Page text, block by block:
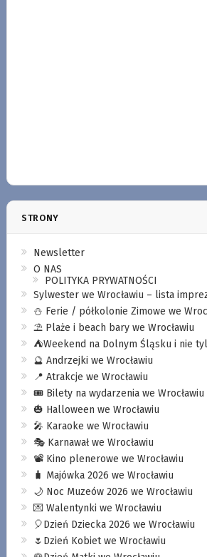
STRONY
Newsletter
O NAS
POLITYKA PRYWATNOŚCI
Sylwester we Wrocławiu – lista
⛄️ Ferie / półkolonie Zimowe we
⛱️ Plaże i beach bary we Wrocławiu
⛺️Weekend na Dolnym Śląsku i nie
🔮 Andrzejki we Wrocławiu
📍 Atrakcje we Wrocławiu
🎟️ Bilety na wydarzenia we Wrocławiu
🎃 Halloween we Wrocławiu
🎤 Karaoke we Wrocławiu
🎭 Karnawał we Wrocławiu
📽️ Kino plenerowe we Wrocławiu
🧳 Majówka 2026 we Wrocławiu
🌙 Noc Muzeów 2026 we Wrocławiu
💌 Walentynki we Wrocławiu
🎈Dzień Dziecka 2026 we Wrocławiu
🌷Dzień Kobiet we Wrocławiu